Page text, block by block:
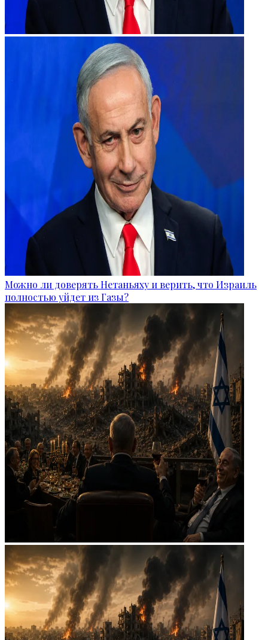
Можно ли доверять Нетаньяху и верить, что Израиль
полностью уйдет из Газы?